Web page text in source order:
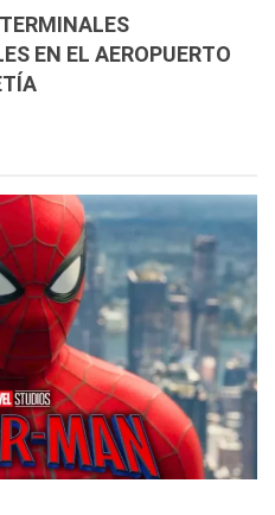
EN EL AEROPUERTO